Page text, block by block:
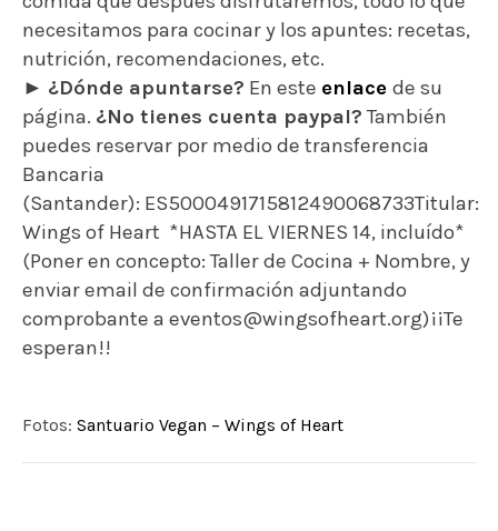
necesitamos para cocinar y los apuntes: recetas,
nutrición, recomendaciones, etc.
► ¿Dónde apuntarse? En este enlace de su
página. ¿No tienes cuenta paypal?También
puedes reservar por medio de transferencia
Bancaria
(Santander): ES5000491715812490068733Titular:
Wings of Heart *HASTA EL VIERNES 14, incluído*
(Poner en concepto: Taller de Cocina + Nombre, y
enviar email de confirmación adjuntando
comprobante a eventos@wingsofheart.org)¡¡Te
esperan!!
Fotos: Santuario Vegan – Wings of Heart